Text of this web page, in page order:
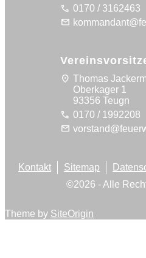
call 0170 / 3162463
mail
location_on Thomas
Oberkager 1
93356 Teugn
call 0170 / 1992208
mail
©2026 - Alle
Kontakt Sitemap
Theme by SiteOrigin